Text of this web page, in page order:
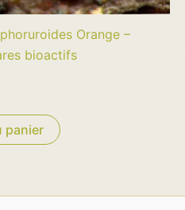
Orange –
bioactifs
panier